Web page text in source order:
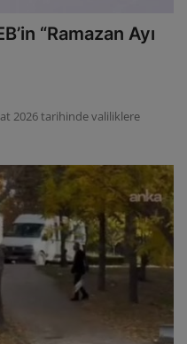
“Ramazan Ayı
2026 tarihinde valiliklere